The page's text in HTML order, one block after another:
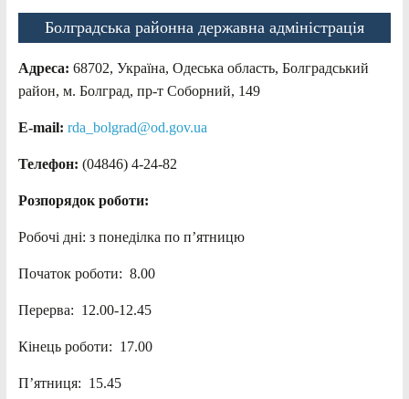
Болградська районна державна адміністрація
Адреса: 68702, Україна, Одеська область, Болградський
район, м. Болград, пр-т Соборний, 149
E-mail: rda_bolgrad@od.gov.ua
Телефон: (04846) 4-24-82
Розпорядок роботи:
Робочі дні: з понеділка по п’ятницю
Початок роботи: 8.00
Перерва: 12.00-12.45
Кінець роботи: 17.00
П’ятниця: 15.45